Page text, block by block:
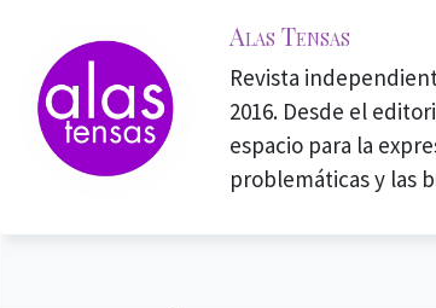
Alas Tensas
Revista
2016. Desde el
espacio para la
problemáticas y las